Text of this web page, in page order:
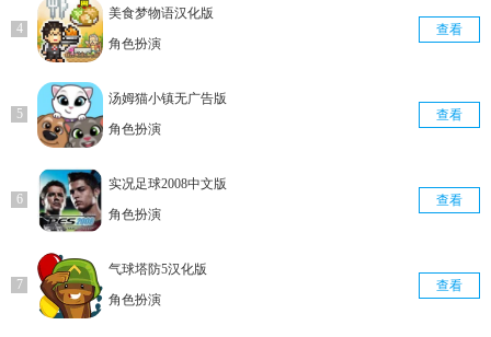
美食梦物语汉化版
角色扮演
查看
汤姆猫小镇无广告版
角色扮演
查看
实况足球2008中文版
角色扮演
查看
气球塔防5汉化版
角色扮演
查看